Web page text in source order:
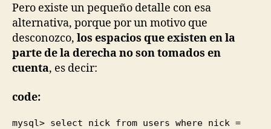
Pero existe un pequeño detalle con esa
alternativa, porque por un motivo que
desconozco, los espacios que existen en la
parte de la derecha no son tomados en
cuenta, es decir:
code:
mysql> select nick from users where nick =